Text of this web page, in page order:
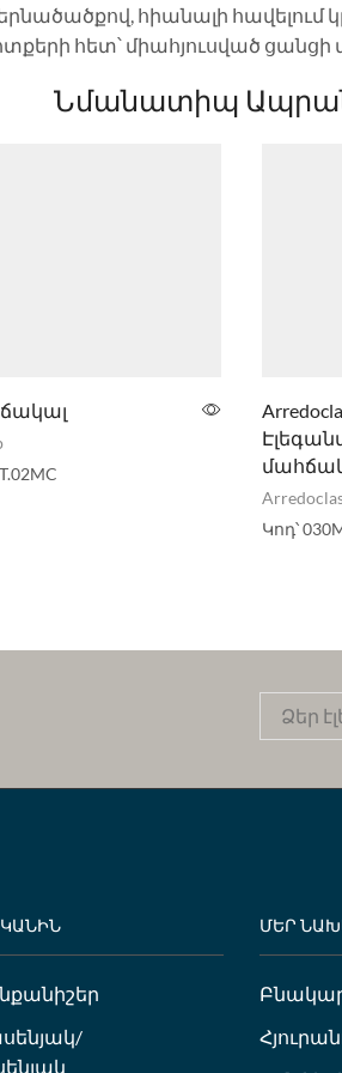
հիանալի
հետ՝ միահյուսված ցանցի
Նմանատիպ
Կոդ՝
ՄԵՐ